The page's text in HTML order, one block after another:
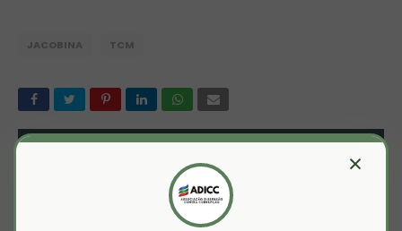
JACOBINA TCM
TALVEZ VOCÊ GOSTE DESTAS POSTAGENS
Jacobina/BA: ABASTECIMENTO DE
VEÍCULOS COM REGISTRO DE FURTO E DE
CARROS INEXISTENTES LEVA O TCM A
×